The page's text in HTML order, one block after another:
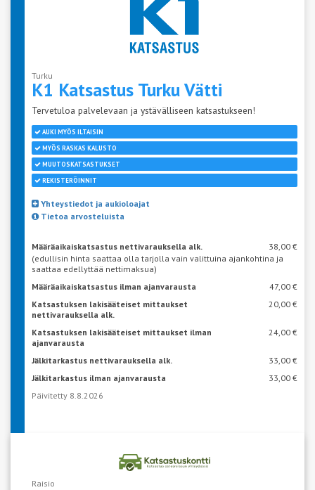
Turku
K1 Katsastus TurkuVätti
Tervetuloa palvelevaan ja ystävälliseen katsastukseen!
AUKI MYÖS ILTAISIN
MYÖS RASKAS KALUSTO
MUUTOSKATSASTUKSET
REKISTERÖINNIT
Yhteystiedot ja aukioloajat
Tietoa arvosteluista
Määräaikaiskatsastus nettivarauksella alk.
38,00 €
(edullisin hinta saattaa olla tarjolla vain valittuina ajankohtina ja
saattaa edellyttää nettimaksua)
Määräaikaiskatsastus ilman ajanvarausta
47,00 €
Katsastuksen lakisääteiset mittaukset
nettivarauksella alk.
20,00 €
Katsastuksen lakisääteiset mittaukset ilman
ajanvarausta
24,00 €
Jälkitarkastus nettivarauksella alk.
33,00 €
Jälkitarkastus ilman ajanvarausta
33,00 €
Päivitetty 8.8.2026
VARAA AIKA KATSASTUKSEEN
Raisio